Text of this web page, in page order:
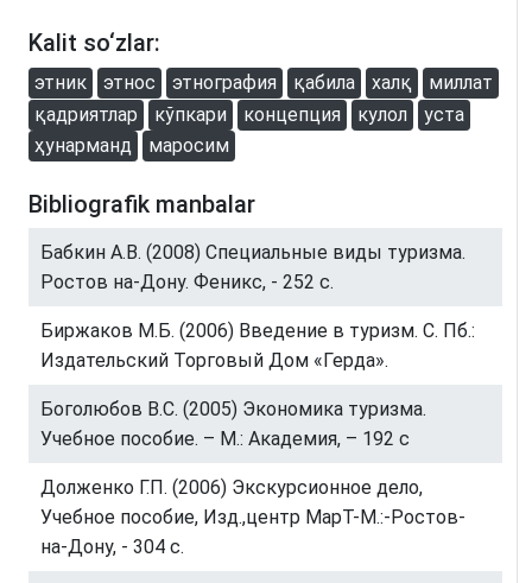
Kalit so‘zlar:
этник этнос этнография қабила халқ
миллат
қадриятлар
кўпкари концепция кулол
уста
ҳунарманд
маросим
Bibliografik manbalar
Бабкин А.В. (2008) Специальные виды туризма.
Ростов на-Дону. Феникс, - 252 с.
Биржаков М.Б. (2006) Введение в туризм. С. Пб.:
Издательский Торговый Дом «Герда».
Боголюбов В.С. (2005) Экономика туризма.
Учебное пособие. – М.: Академия, – 192 с
Долженко Г.П. (2006) Экскурсионное дело,
Учебное пособие, Изд.,центр МарТ-М.:-Ростов-
на-Дону, - 304 с.